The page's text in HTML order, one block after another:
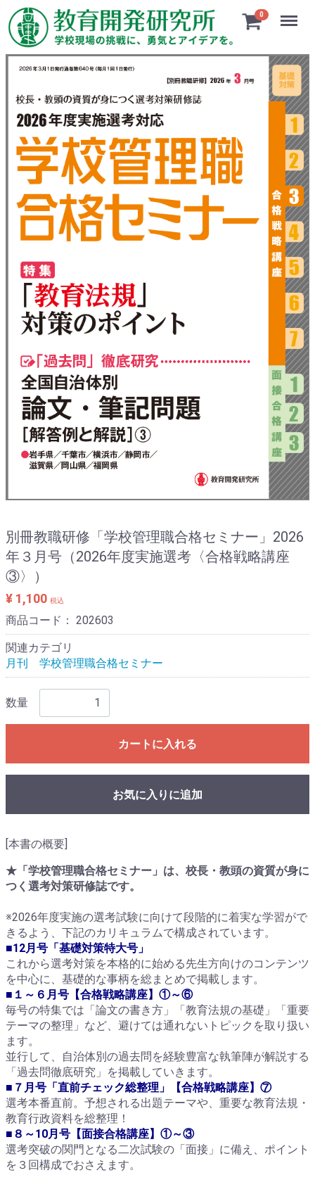
0 Menu
別冊教職研修「学校管理職合格セミナー」2026
年３月号（2026年度実施選考〈合格戦略講座
③〉）
¥ 1,100 税込
商品コード： 202603
関連カテゴリ
月刊 学校管理職合格セミナー
数量
カートに入れる
お気に入りに追加
[本書の概要]
★「学校管理職合格セミナー」は、校長・教頭の資質が身に
つく選考対策研修誌です。
※2026年度実施の選考試験に向けて段階的に着実な学習がで
きるよう、下記のカリキュラムで構成されています。
■12月号「基礎対策特大号」
これから選考対策を本格的に始める先生方向けのコンテンツ
を中心に、基礎的な事柄を総まとめで掲載します。
■１～６月号【合格戦略講座】①～⑥
毎号の特集では「論文の書き方」「教育法規の基礎」「重要
テーマの整理」など、避けては通れないトピックを取り扱い
ます。
並行して、自治体別の過去問を経験豊富な執筆陣が解説する
「過去問徹底研究」を掲載していきます。
■７月号「直前チェック総整理」【合格戦略講座】⑦
選考本番直前。予想される出題テーマや、重要な教育法規・
教育行政資料を総整理！
■８～10月号【面接合格講座】①～③
選考突破の関門となる二次試験の「面接」に備え、ポイント
を３回構成でおさえます。